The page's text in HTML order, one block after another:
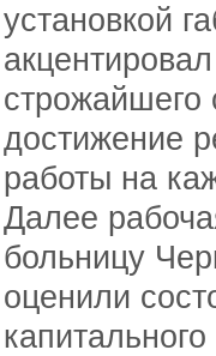
установкой
строжайшего
достижение
работы на
Далее
больницу
оценили